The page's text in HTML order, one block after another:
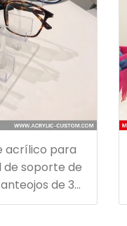
acrílico para
de soporte de
de 3